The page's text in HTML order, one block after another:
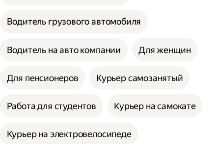
Водитель грузового автомобиля
Водитель на авто компании Для женщин
Для пенсионеров Курьер самозанятый
Работа для студентов Курьер на самокате
Курьер на электровелосипеде